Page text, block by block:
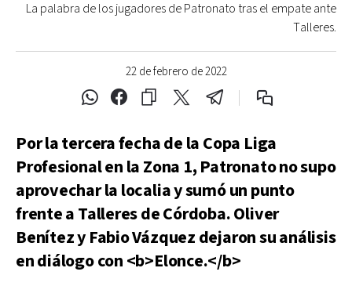
22 de febrero de 2022
La palabra de los jugadores de Patronato tras el empate ante
Talleres.
Por la tercera fecha de la Copa Liga
Profesional en la Zona 1, Patronato no supo
aprovechar la localia y sumó un punto
frente a Talleres de Córdoba. Oliver
Benítez y Fabio Vázquez dejaron su análisis
en diálogo con <b>Elonce.</b>